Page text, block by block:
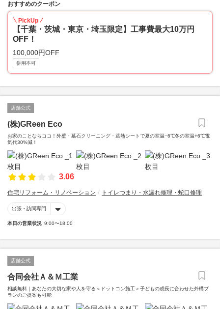
おすすめのクーポン
PickUp
【千葉・茨城・東京・埼玉限定】工事費最大10万円
OFF！
100,000円OFF
併用不可
店舗公式
(株)GReen Eco
お家のことならココ！外壁・墓石クリーニング・遮熱シートで夏の室温−6℃冬の室温+6℃電
気代30%減！
3.06
住宅リフォーム・リノベーション トイレつまり・水漏れ修理・蛇口修理
出張・訪問専門
本日の営業状況 9:00〜18:00
店舗公式
合同会社Ａ＆Ｍ工業
相談無料｜あなたの大切な家や人を守る＜ドットコン施工＞子どもの成長に合わせた外構プ
ランのご提案も可能